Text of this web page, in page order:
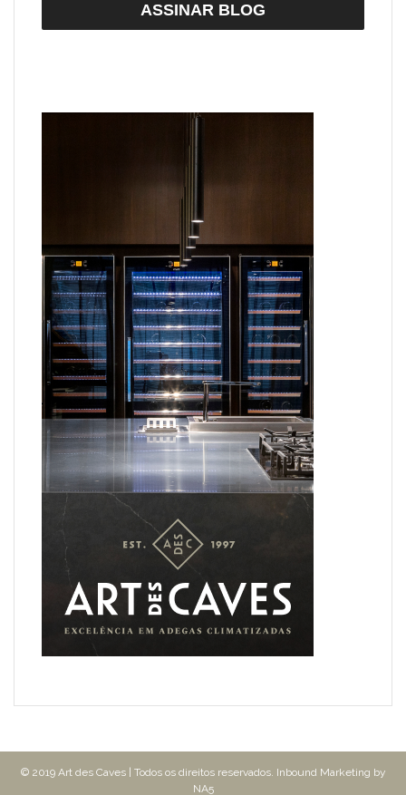
© 2019 Art des Caves | Todos os direitos reservados. Inbound Marketing by
NA5